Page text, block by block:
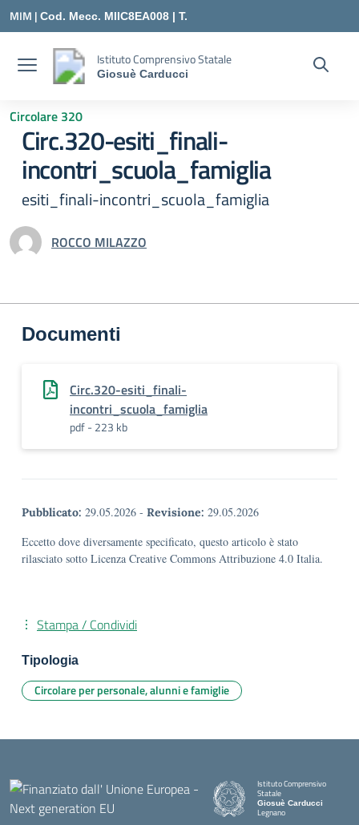
Vai ai contenuti
Vai al menu di navigazione
Vai al footer
MIM | Cod. Mecc. MIIC8EA008 | T.
0331547307 |
MIIC8EA008@ISTRUZIONE.IT
Istituto Comprensivo Statale
Giosuè Carducci
Circolare 320
Circ.320-esiti_finali-
incontri_scuola_famiglia
esiti_finali-incontri_scuola_famiglia
ROCCO MILAZZO
Documenti
Circ.320-esiti_finali-
incontri_scuola_famiglia
pdf - 223 kb
Pubblicato: 29.05.2026 - Revisione: 29.05.2026
Eccetto dove diversamente specificato, questo articolo è stato
rilasciato sotto Licenza Creative Commons Attribuzione 4.0 Italia.
Stampa / Condividi
Tipologia
Circolare per personale, alunni e famiglie
Istituto Comprensivo
Statale
Giosuè Carducci
Legnano